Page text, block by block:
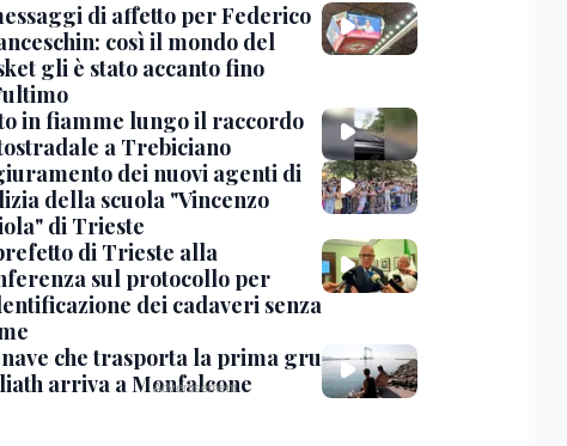
di affetto per Federico
così il mondo del
gli è stato accanto fino
in fiamme lungo il raccordo
a Trebiciano
dei nuovi agenti di
della scuola "Vincenzo
di Trieste
di Trieste alla
sul protocollo per
dei cadaveri senza
che trasporta la prima gru
arriva a Monfalcone